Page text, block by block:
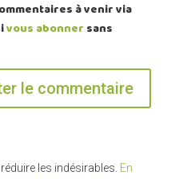
à venir via
vous abonner sans
les indésirables. En